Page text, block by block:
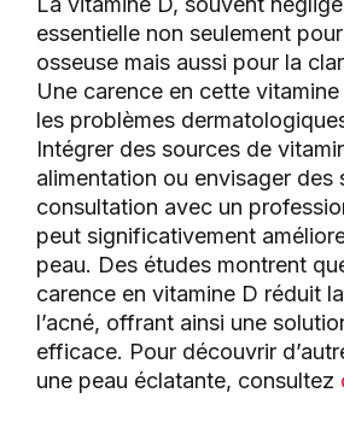
essentielle non seulement
osseuse mais aussi pour la
Une carence en cette
les problèmes
Intégrer des sources de
alimentation ou envisager des
consultation avec un
peut significativement
peau. Des études montrent
carence en vitamine D réduit
l’acné, offrant ainsi une
efficace. Pour découvrir
une peau éclatante, consultez